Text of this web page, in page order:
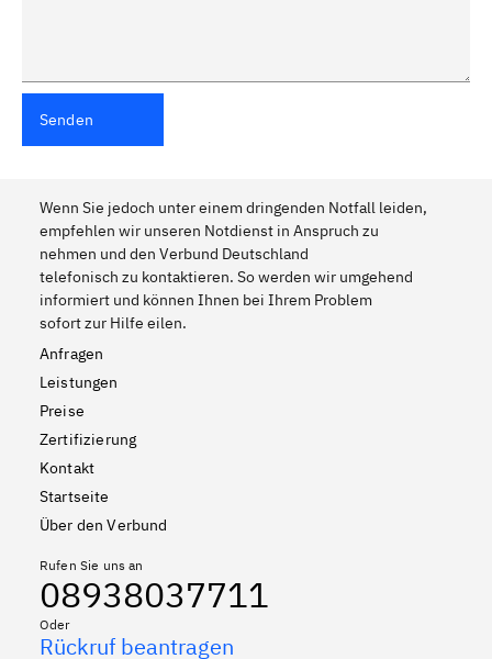
Senden
Wenn Sie jedoch unter einem dringenden Notfall leiden,
empfehlen wir unseren Notdienst in Anspruch zu
nehmen und den Verbund Deutschland
telefonisch zu kontaktieren. So werden wir umgehend
informiert und können Ihnen bei Ihrem Problem
sofort zur Hilfe eilen.
Anfragen
Leistungen
Preise
Zertifizierung
Kontakt
Startseite
Über den Verbund
Rufen Sie uns an
08938037711
Oder
Rückruf beantragen